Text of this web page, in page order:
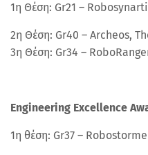
1η Θέση: Gr21 –
2η Θέση: Gr40 – Archeos,
3η Θέση: Gr34 –
Engineering Excellence
1η θέση: Gr37 –